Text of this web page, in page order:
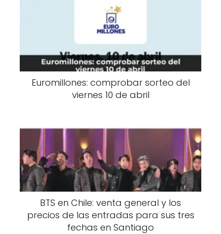
Euromillones: comprobar sorteo del
viernes 10 de abril
BTS en Chile: venta general y los
precios de las entradas para sus tres
fechas en Santiago